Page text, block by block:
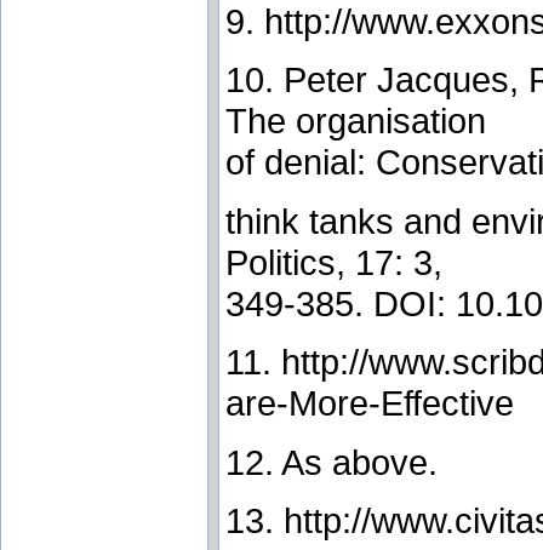
9. http://
10. Peter Jacques,
The organisation
of denial:
think tanks and
Politics, 17: 3,
349-385. DOI:
11. http://
are-More-Effective
12. As above.
13. http://